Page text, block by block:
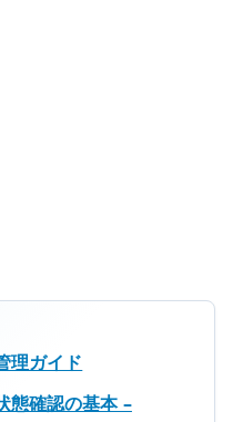
理ガイド
確認の基本 –